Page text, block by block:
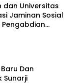
dan Universitas
Jaminan Sosial
Dan
Sunarji